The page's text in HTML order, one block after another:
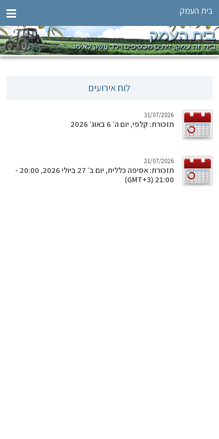
בית העמק
לוח אירועים
31/07/2026
תזכורת: קלפי, יום ה׳ 6 באוג׳ 2026
21/07/2026
תזכורת: אסיפה כללית, יום ב׳ 27 ביולי 2026, 20:00 -
21:00 (GMT‎+3‎)